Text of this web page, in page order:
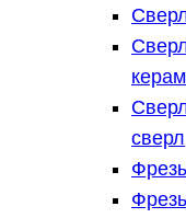
сверл